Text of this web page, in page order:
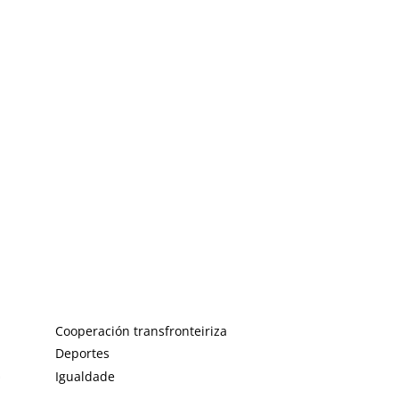
Cooperación transfronteiriza
Deportes
Igualdade